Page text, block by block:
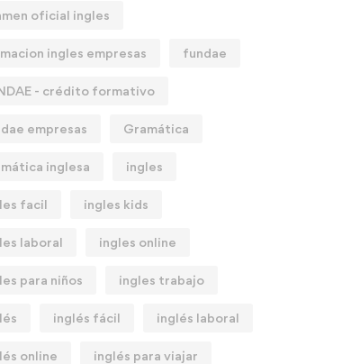
oficial ingles
ingles empresas fundae
- crédito formativo
empresas Gramática
inglesa ingles
facil ingles kids
laboral ingles online
para niños ingles trabajo
inglés fácil inglés laboral
online inglés para viajar